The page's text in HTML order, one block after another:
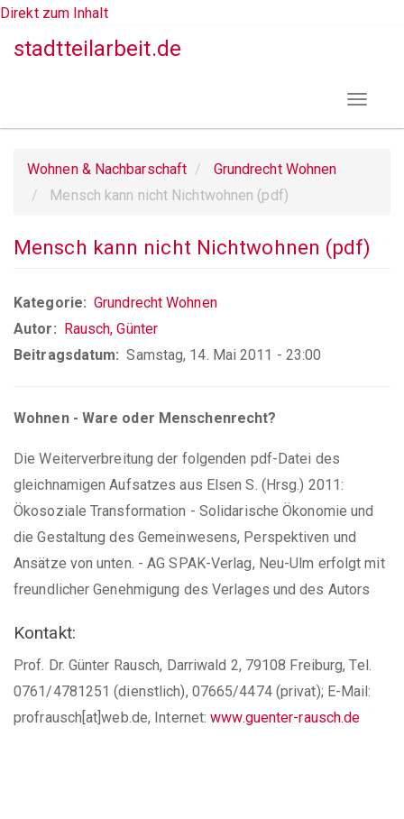
Direkt zum Inhalt
stadtteilarbeit.de
Toggle
Wohnen & Nachbarschaft
Grundrecht Wohnen
Mensch kann nicht Nichtwohnen (pdf)
Mensch kann nicht Nichtwohnen (pdf)
Kategorie
Grundrecht Wohnen
Autor
Rausch, Günter
Beitragsdatum
Samstag, 14. Mai 2011 - 23:00
Wohnen - Ware oder Menschenrecht?
Die Weiterverbreitung der folgenden pdf-Datei des
gleichnamigen Aufsatzes aus Elsen S. (Hrsg.) 2011:
Ökosoziale Transformation - Solidarische Ökonomie und
die Gestaltung des Gemeinwesens, Perspektiven und
Ansätze von unten. - AG SPAK-Verlag, Neu-Ulm erfolgt mit
freundlicher Genehmigung des Verlages und des Autors
Kontakt:
Prof. Dr. Günter Rausch, Darriwald 2, 79108 Freiburg, Tel.
0761/4781251 (dienstlich), 07665/4474 (privat); E-Mail:
profrausch[at]web.de, Internet:www.guenter-rausch.de